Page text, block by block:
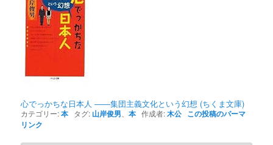
心でっかちな日本人 ――集団主義文化という幻想 (ちくま文庫)
カテゴリー:本 タグ: 山岸俊男 、本 作成者:木公 この投稿のパーマ
リンク